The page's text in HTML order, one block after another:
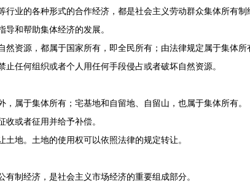
的各种形式的合作经济，都是社会主义劳动群众集体所有制
和帮助集体经济的发展。
源，都属于国家所有，即全民所有；由法律规定属于集体所
何组织或者个人用任何手段侵占或者破坏自然资源。
于集体所有；宅基地和自留地、自留山，也属于集体所有。
或者征用并给予补偿。
地。土地的使用权可以依照法律的规定转让。
经济，是社会主义市场经济的重要组成部分。